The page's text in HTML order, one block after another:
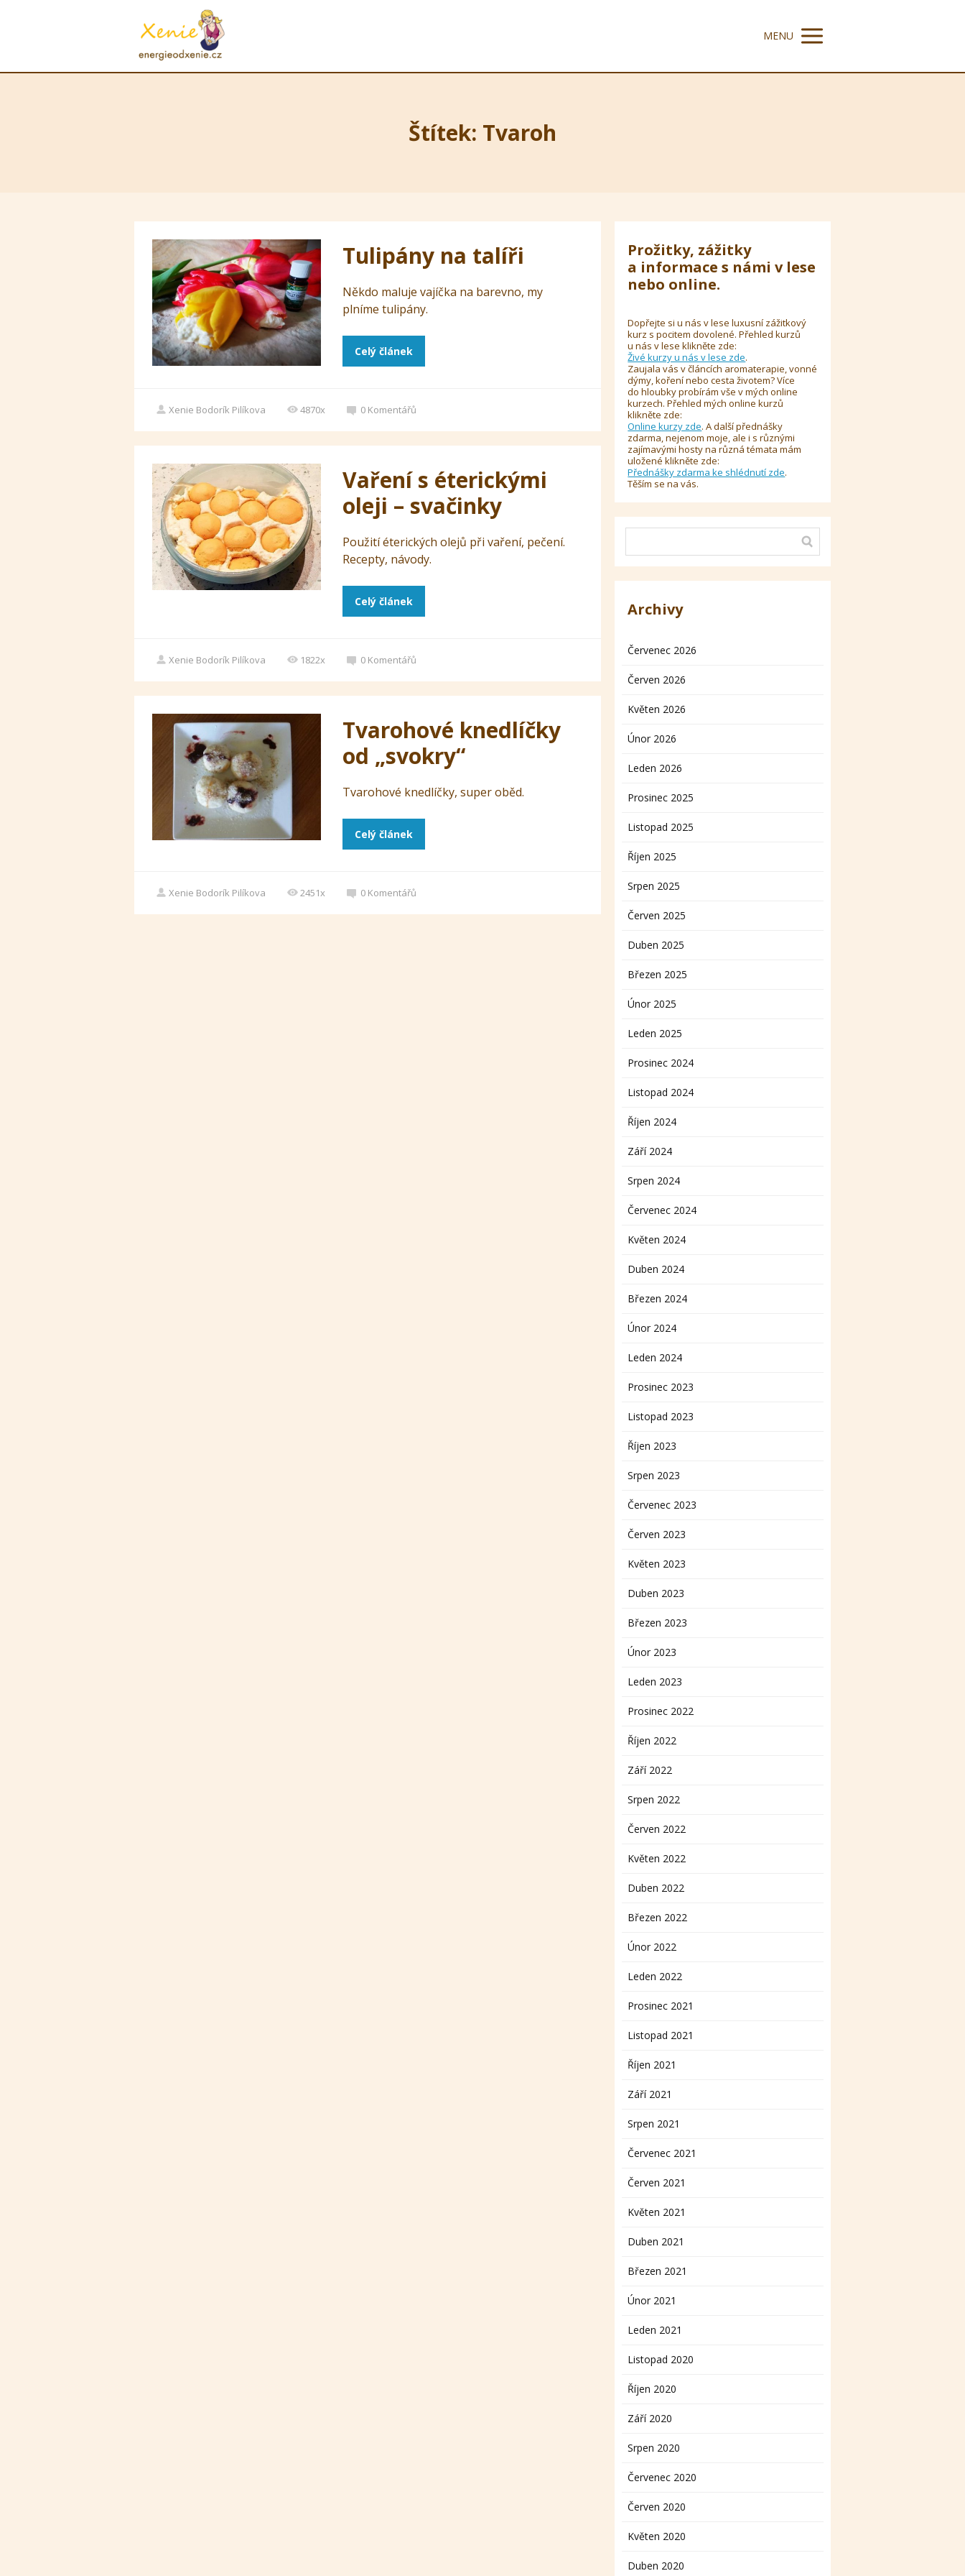
MENU
Štítek: Tvaroh
Tulipány na talíři
Někdo maluje vajíčka na barevno, my
plníme tulipány.
Celý článek
Xenie Bodorík Pilíkova 4870x 0 Komentářů
Vaření s éterickými
oleji – svačinky
Použití éterických olejů při vaření, pečení.
Recepty, návody.
Celý článek
Xenie Bodorík Pilíkova 1822x 0 Komentářů
Tvarohové knedlíčky
od „svokry“
Tvarohové knedlíčky, super oběd.
Celý článek
Xenie Bodorík Pilíkova 2451x 0 Komentářů
Prožitky, zážitky
a informace s námi v lese
nebo online.
Dopřejte si u nás v lese luxusní zážitkový
kurz s pocitem dovolené. Přehled kurzů
u nás v lese klikněte zde:
Živé kurzy u nás v lese zde.
Zaujala vás v článcích aromaterapie, vonné
dýmy, koření nebo cesta životem? Více
do hloubky probírám vše v mých online
kurzech. Přehled mých online kurzů
klikněte zde:
Online kurzy zde. A další přednášky
zdarma, nejenom moje, ale i s různými
zajímavými hosty na různá témata mám
uložené klikněte zde:
Přednášky zdarma ke shlédnutí zde.
Těším se na vás.
Archivy
Červenec 2026
Červen 2026
Květen 2026
Únor 2026
Leden 2026
Prosinec 2025
Listopad 2025
Říjen 2025
Srpen 2025
Červen 2025
Duben 2025
Březen 2025
Únor 2025
Leden 2025
Prosinec 2024
Listopad 2024
Říjen 2024
Září 2024
Srpen 2024
Červenec 2024
Květen 2024
Duben 2024
Březen 2024
Únor 2024
Leden 2024
Prosinec 2023
Listopad 2023
Říjen 2023
Srpen 2023
Červenec 2023
Červen 2023
Květen 2023
Duben 2023
Březen 2023
Únor 2023
Leden 2023
Prosinec 2022
Říjen 2022
Září 2022
Srpen 2022
Červen 2022
Květen 2022
Duben 2022
Březen 2022
Únor 2022
Leden 2022
Prosinec 2021
Listopad 2021
Říjen 2021
Září 2021
Srpen 2021
Červenec 2021
Červen 2021
Květen 2021
Duben 2021
Březen 2021
Únor 2021
Leden 2021
Listopad 2020
Říjen 2020
Září 2020
Srpen 2020
Červenec 2020
Červen 2020
Květen 2020
Duben 2020